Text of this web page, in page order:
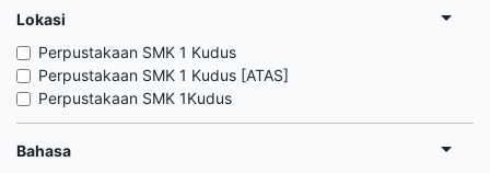
Lokasi
Perpustakaan SMK 1 Kudus
Perpustakaan SMK 1 Kudus [ATAS]
Perpustakaan SMK 1Kudus
Bahasa